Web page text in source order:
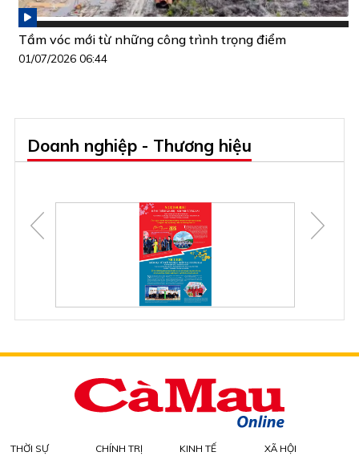
Tầm vóc mới từ những công trình trọng điểm
01/07/2026 06:44
Doanh nghiệp - Thương hiệu
THỜI SỰ CHÍNH TRỊ KINH TẾ XÃ HỘI